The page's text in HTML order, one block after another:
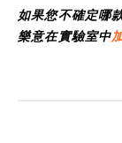
如果您不確定哪
樂意在實驗室中